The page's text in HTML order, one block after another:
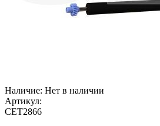
Наличие: Нет в наличии
Артикул:
CET2866